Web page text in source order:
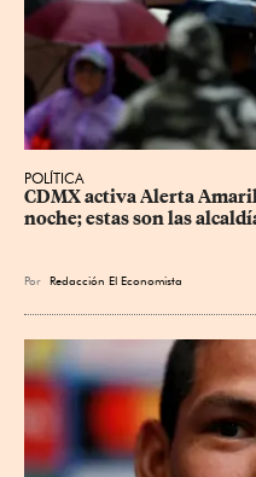
POLÍTICA
CDMX activa Alerta
noche; estas son las
Por Redacción El Economista